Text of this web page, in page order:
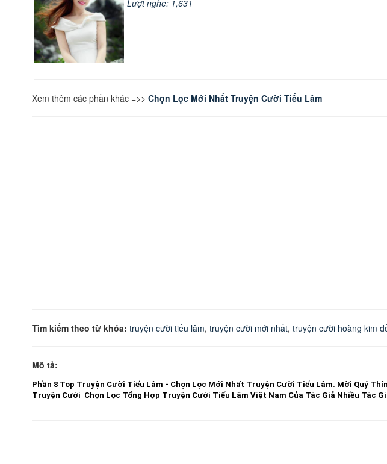
Lượt nghe: 1,631
Xem thêm các phần khác =>> Chọn Lọc Mới Nhất Truyện Cười Tiếu Lâm
Tìm kiếm theo từ khóa: truyện cười tiếu lâm, truyện cười mới nhất, truyện cười hoàng kim
Mô tả:
Phần 8 Top Truyện Cười Tiếu Lâm - Chọn Lọc Mới Nhất Truyện Cười Tiếu Lâm. Mời Quý
Truyện Cười Chọn Lọc Tổng Hợp Truyện Cười Tiếu Lâm Việt Nam Của Tác Giả Nhiều Tác